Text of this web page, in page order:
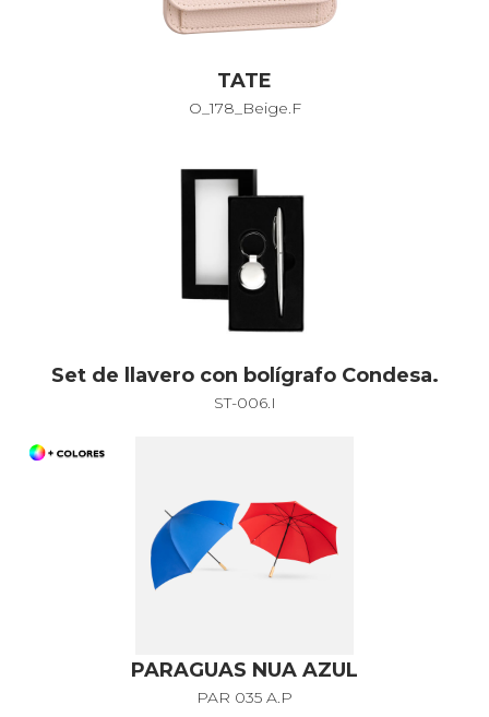
TATE
O_178_Beige.F
Set de llavero con bolígrafo Condesa.
ST-006.I
PARAGUAS NUA AZUL
PAR 035 A.P